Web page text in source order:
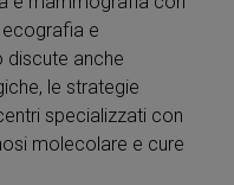
e
anche
le strategie
specializzati con
molecolare e cure